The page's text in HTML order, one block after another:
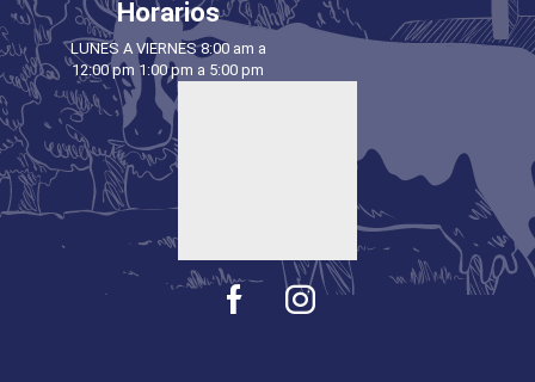
Horarios
LUNES A VIERNES 8:00 am a
12:00 pm 1:00 pm a 5:00 pm